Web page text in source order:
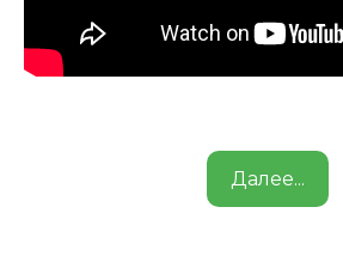
Далее...